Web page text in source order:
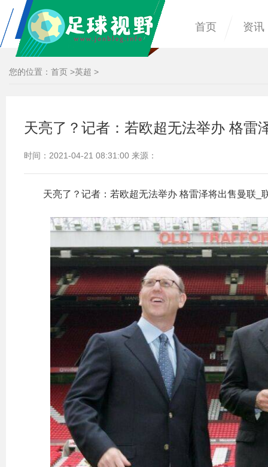
首页 资讯
您的位置： 首页 >英超 >
天亮了？记者：若欧超无法举办 格雷
时间：2021-04-21 08:31:00 来源：
天亮了？记者：若欧超无法举办 格雷泽将出售曼联_